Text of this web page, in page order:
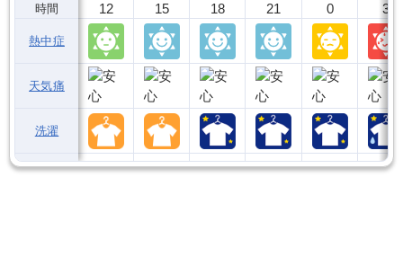
時間
熱中症
天気痛
洗濯
12 15 18 21 0 3